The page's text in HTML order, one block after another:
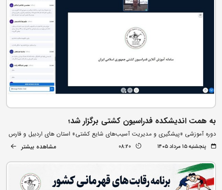
به همت اندیشکده فدراسیون کشتی برگزار شد؛
دوره آموزشی «پیشگیری و مدیریت آسیب‌های شایع کشتی» استان های اردبیل و فارس
پنجشنبه ۱۵ مرداد ۱۴۰۵ 08:20 مشاهده بیشتر